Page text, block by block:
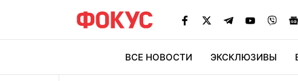
ВСЕ НОВОСТИ ЭКСКЛЮЗИВЫ